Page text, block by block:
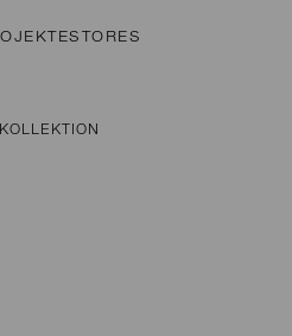
STORES